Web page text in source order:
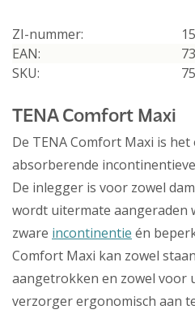
ZI-nummer:
EAN:
SKU:
TENA Comfort Maxi
De TENA Comfort Maxi is
absorberende
De inlegger is voor zowel
wordt uitermate aangeraden
zware incontinentie én
Comfort Maxi kan zowel
aangetrokken en zowel voor
verzorger ergonomisch aan